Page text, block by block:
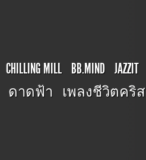
CHILLING MILL BB.MIND JAZZIT
ดาดฟ้า เพลงชีวิตคริสเตี